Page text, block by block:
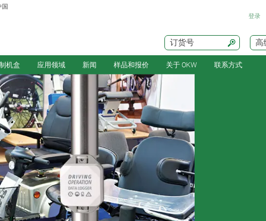
国
高
订货号
登录
机盒 应用领域 新闻 样品和报价 关于 OKW 联系方式